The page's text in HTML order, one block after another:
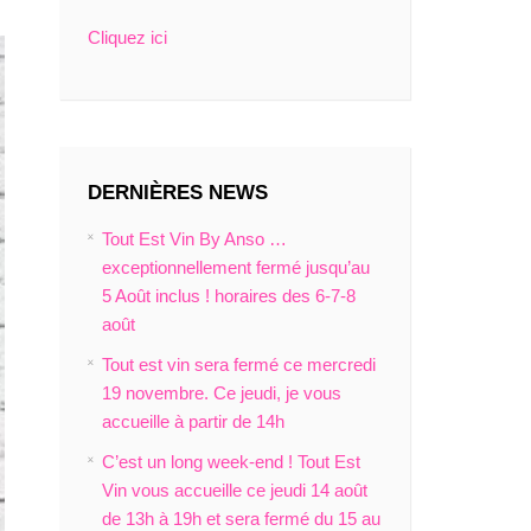
Cliquez ici
DERNIÈRES NEWS
Tout Est Vin By Anso …
exceptionnellement fermé jusqu’au
5 Août inclus ! horaires des 6-7-8
août
Tout est vin sera fermé ce mercredi
19 novembre. Ce jeudi, je vous
accueille à partir de 14h
C’est un long week-end ! Tout Est
Vin vous accueille ce jeudi 14 août
de 13h à 19h et sera fermé du 15 au